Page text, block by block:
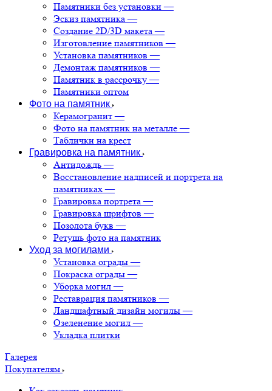
Памятники без установки —
Эскиз памятника —
Создание 2D/3D макета —
Изготовление памятников —
Установка памятников —
Демонтаж памятников —
Памятник в рассрочку —
Памятники оптом
Фото на памятник
Керамогранит —
Фото на памятник на металле —
Таблички на крест
Гравировка на памятник
Антидождь —
Восстановление надписей и портрета на
памятниках —
Гравировка портрета —
Гравировка шрифтов —
Позолота букв —
Ретушь фото на памятник
Уход за могилами
Установка ограды —
Покраска ограды —
Уборка могил —
Реставрация памятников —
Ландшафтный дизайн могилы —
Озеленение могил —
Укладка плитки
Галерея
Покупателям